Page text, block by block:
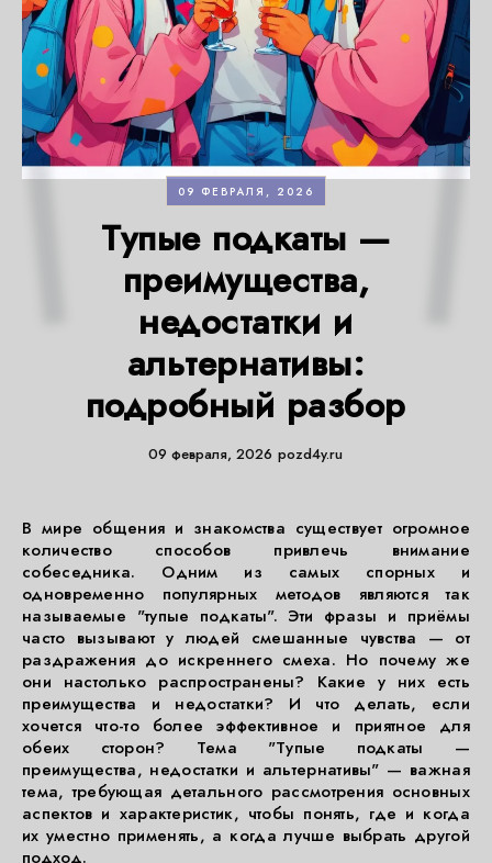
09 ФЕВРАЛЯ, 2026
Тупые подкаты —
преимущества,
недостатки и
альтернативы:
подробный разбор
09 февраля, 2026 pozd4y.ru
В мире общения и знакомства существует огромное
количество способов привлечь внимание
собеседника. Одним из самых спорных и
одновременно популярных методов являются так
называемые "тупые подкаты". Эти фразы и приёмы
часто вызывают у людей смешанные чувства — от
раздражения до искреннего смеха. Но почему же
они настолько распространены? Какие у них есть
преимущества и недостатки? И что делать, если
хочется что-то более эффективное и приятное для
обеих сторон? Тема "Тупые подкаты —
преимущества, недостатки и альтернативы" — важная
тема, требующая детального рассмотрения основных
аспектов и характеристик, чтобы понять, где и когда
их уместно применять, а когда лучше выбрать другой
подход.